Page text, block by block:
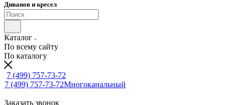
Диванов и кресел
Каталог
По всему сайту
По каталогу
7 (499) 757-73-72
7 (499) 757-73-72Многоканальный
Заказать звонок